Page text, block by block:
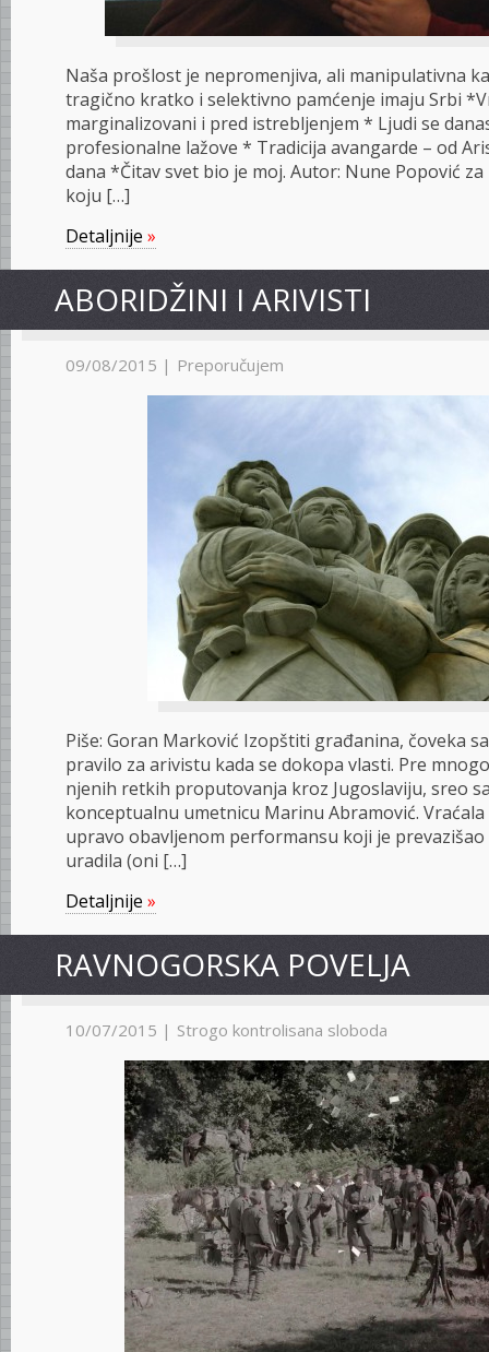
Naša prošlost je nepromenjiva, ali manipulativna
tragično kratko i selektivno pamćenje imaju Srbi
marginalizovani i pred istrebljenjem * Ljudi se
profesionalne lažove * Tradicija avangarde – od
dana *Čitav svet bio je moj. Autor: Nune Popović
koju […]
Detaljnije »
ABORIDŽINI I ARIVISTI
09/08/2015 | Preporučujem
Piše: Goran Marković Izopštiti građanina, čoveka
pravilo za arivistu kada se dokopa vlasti. Pre
njenih retkih proputovanja kroz Jugoslaviju, sreo
konceptualnu umetnicu Marinu Abramović.
upravo obavljenom performansu koji je prevazišao
uradila (oni […]
Detaljnije »
RAVNOGORSKA POVELJA
10/07/2015 | Strogo kontrolisana sloboda